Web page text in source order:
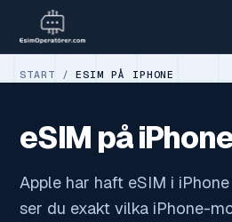
START /ESIM PÅ IPHONE
eSIM på
Apple har haft eSIM i
ser du exakt vilka iPhone-